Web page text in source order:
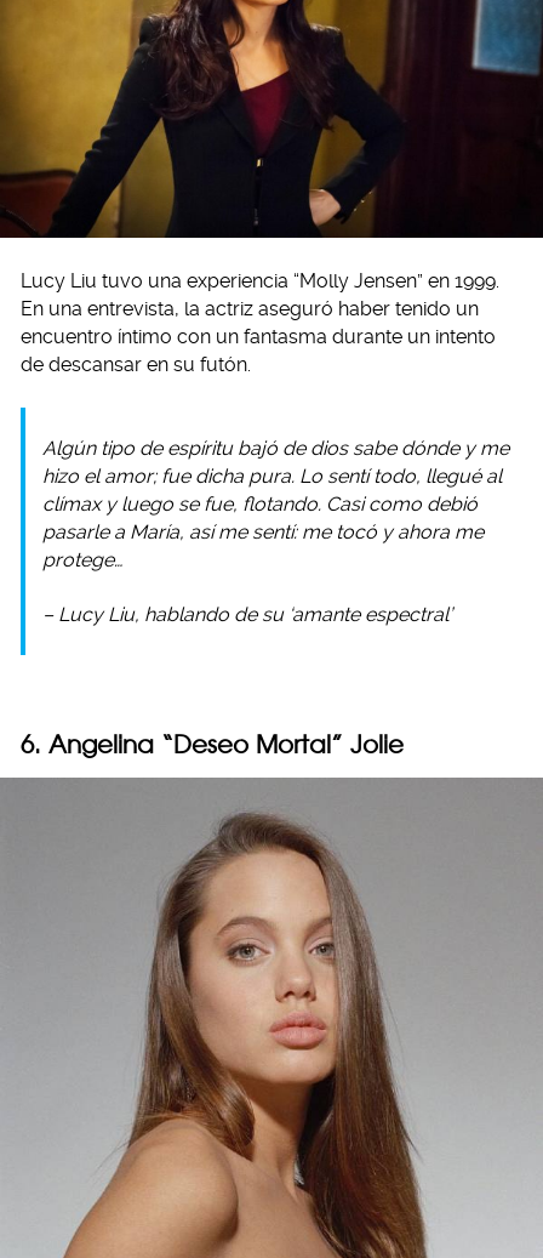
Lucy Liu tuvo una experiencia “Molly Jensen” en 1999.
En una entrevista, la actriz aseguró haber tenido un
encuentro íntimo con un fantasma durante un intento
de descansar en su futón.
Algún tipo de espíritu bajó de dios sabe dónde y me
hizo el amor; fue dicha pura. Lo sentí todo, llegué al
clímax y luego se fue, flotando. Casi como debió
pasarle a María, así me sentí: me tocó y ahora me
protege…
– Lucy Liu, hablando de su ‘amante espectral’
6. Angelina “Deseo Mortal” Jolie